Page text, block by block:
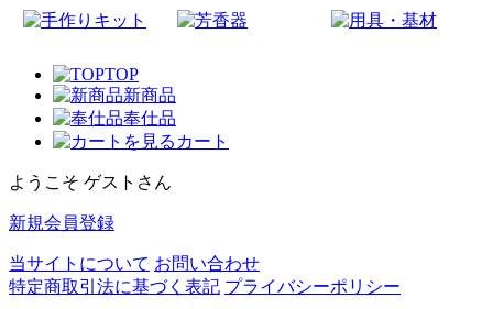
TOP
新商品
奉仕品
カート
ようこそ ゲストさん
新規会員登録
当サイトについて お問い合わせ
特定商取引法に基づく表記 プライバシーポリシー